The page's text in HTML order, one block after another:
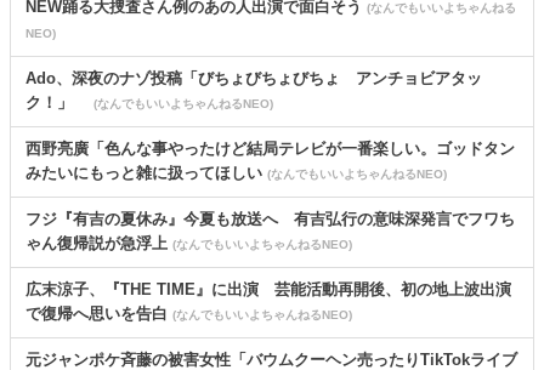
NEW踊る大捜査さん例のあの人出演で面白そう
(なんでもいいよちゃんねる
NEO)
Ado、深夜のナゾ投稿「びちょびちょびちょ アンチョビアタッ
ク！」
(なんでもいいよちゃんねるNEO)
西野亮廣「色んな事やったけど結局テレビが一番楽しい。ゴッドタン
みたいにもっと雑に扱ってほしい (なんでもいいよちゃんねるNEO)
フジ『有吉の夏休み』今夏も放送へ 有吉弘行の意味深発言でフワち
ゃん復帰説が急浮上 (なんでもいいよちゃんねるNEO)
広末涼子、『THE TIME』に出演 芸能活動再開後、初の地上波出演
で復帰へ思いを告白 (なんでもいいよちゃんねるNEO)
元ジャンポケ斉藤の被害女性「バウムクーヘン売ったりTikTokライブ